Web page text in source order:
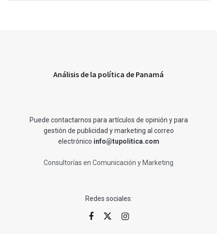
Análisis de la política de Panamá
Puede contactarnos para artículos de opinión y para
gestión de publicidad y marketing al correo
electrónico info@tupolitica.com
Consultorías en Comunicación y Marketing
Redes sociales: